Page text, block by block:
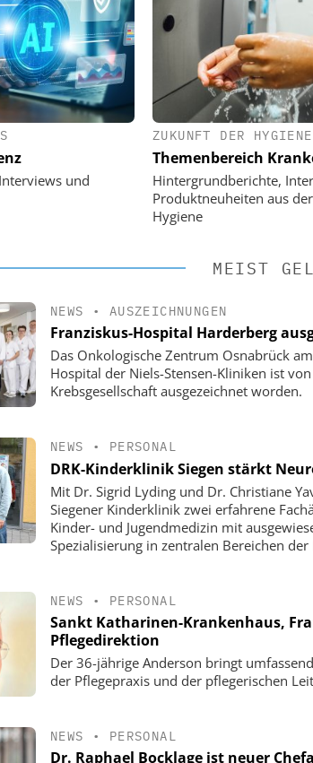
und
ZUKUNFT DER HYGIENE
Themenbereich
Hintergrundberichte,
Produktneuheiten aus
Hygiene
SOFTWARE AG
im
Von digitaler
KI-fähigen Steuerung
EASY
Ordnung zur KI-
MEIST
NEWS • AUSZEICHNUNGEN
Franziskus-Hospital Harderberg
Das Onkologische Zentrum Osnabrück
Hospital der Niels-Stensen-Kliniken ist
Krebsgesellschaft ausgezeichnet worden.
NEWS • PERSONAL
DRK-Kinderklinik Siegen stärkt
Mit Dr. Sigrid Lyding und Dr. Christiane
Siegener Kinderklinik zwei erfahrene
Kinder- und Jugendmedizin mit
Spezialisierung in zentralen Bereichen
NEWS • PERSONAL
Sankt Katharinen-Krankenhaus,
Pflegedirektion
Der 36-jährige Anderson bringt
der Pflegepraxis und der pflegerischen
NEWS • PERSONAL
Dr. Raphael Bocklage ist neuer